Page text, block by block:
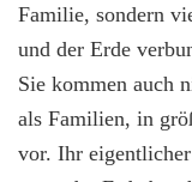
Familie, sondern
und der Erde
Sie kommen auch
als Familien, in
vor. Ihr